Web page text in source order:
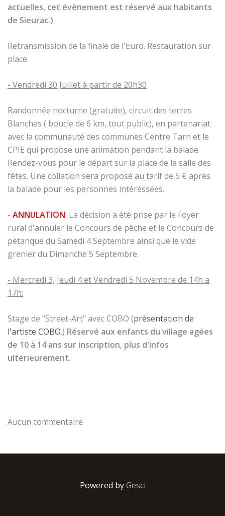
actuelles, cet évènement est réservé aux habitants
de Sieurac.)
Retransmission de la finale de l'Euro. Restauration sur
place.
- Vendredi 30 Juillet à partir de 20h30
Randonnée nocturne (gratuite), circuit des terres
Blanches ( boucle de 6 km, tout public), en partenariat
avec la communauté des communes Centre Tarn et le
CPIE qui propose une animation pendant la balade.
Rendez-vous pour le départ sur la place de la salle des
fêtes. Une collation sera proposé au tarif de 5 € après
la balade pour les personnes intéréssées.
- ANNULATION: La décision a été prise par le Foyer
rural d'annuler le Concours de pêche et le Concours de
pétanque du Samedi 4 Septembre ainsi que le vide
grenier du Dimanche 5 Septembre.
- Mercredi 3, Jeudi 4 et Vendredi 5 Novembre de 14h a
17h:
Stage de "Street-Art" avec COBO (présentation de
l'artiste COBO.) Réservé aux enfants du village agées
de 10 à 14 ans sur inscription, plus d'infos
ultérieurement.
Aucun commentaire
Powered byGesci